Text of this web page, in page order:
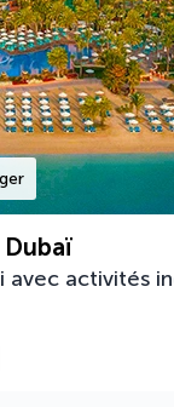
Dubaï
activités